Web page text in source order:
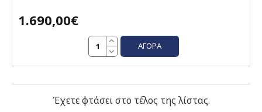
1.690,00€
ΑΓΟΡΆ
Έχετε φτάσει στο τέλος της λίστας.